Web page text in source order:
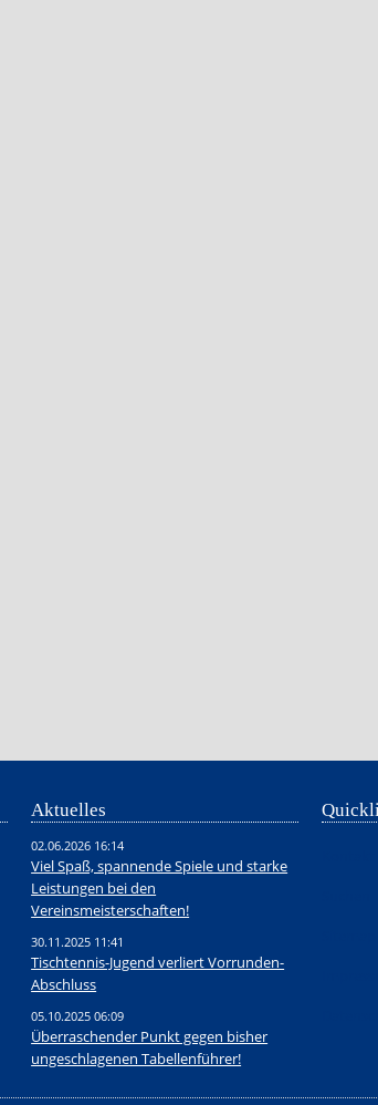
Aktuelles
02.06.2026 16:14
Viel Spaß, spannende Spiele und starke
Leistungen bei den
Vereinsmeisterschaften!
30.11.2025 11:41
Tischtennis-Jugend verliert Vorrunden-
Abschluss
05.10.2025 06:09
Überraschender Punkt gegen bisher
ungeschlagenen Tabellenführer!